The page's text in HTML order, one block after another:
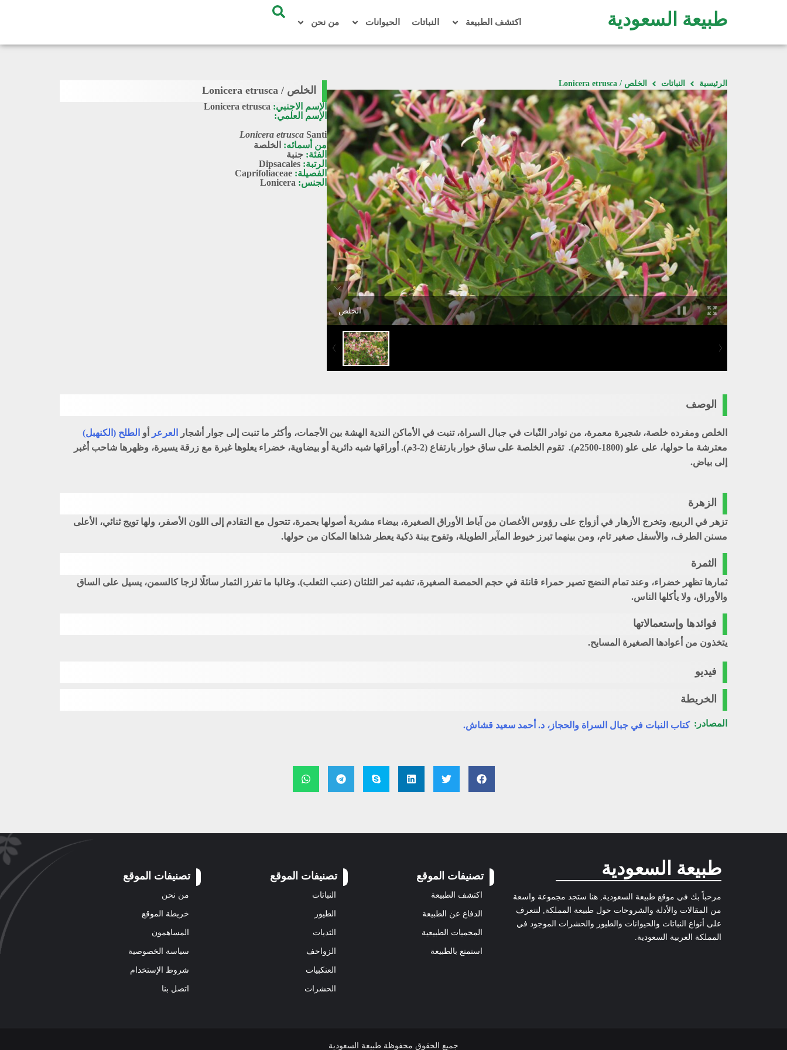
طبيعة السعودية اكتشف الطبيعة النباتات الحيوانات من نحن
الرئيسية النباتات الخلص / Lonicera etrusca
الخلص
الخلص / Lonicera etrusca
الإسم الاجنبي: Lonicera etrusca
الإسم العلمي:
Lonicera etrusca Santi
من أسمائه: الخلصة
الفئة: جنبة
الرتبة: Dipsacales
الفصيلة: Caprifoliaceae
الجنس: Lonicera
الوصف
الخلص ومفرده خلصة، شجيرة معمرة، من نوادر النّبات في جبال السراة، تنبت في الأماكن الندية الهشة بين الأجمات، وأكثر ما تنبت إلى جوار أشجار العرعر أو الطلح (الكنهبل)
معترشة ما حولها، على علو (1800-2500م). تقوم الخلصة على ساق خوار بارتفاع (2-3م). أوراقها شبه دائرية أو بيضاوية، خضراء يعلوها غبرة مع زرقة يسيرة، وظهرها شاحب أغبر
إلى بياض.
الزهرة
تزهر في الربيع، وتخرج الأزهار في أزواج على رؤوس الأغصان من آباط الأوراق الصغيرة، بيضاء مشربة أصولها بحمرة، تتحول مع التقادم إلى اللون الأصفر، ولها تويج ثنائي، الأعلى
مسنن الطرف، والأسفل صغير تام، ومن بينهما تبرز خيوط المآبر الطويلة، وتفوح ببنة ذكية يعطر شذاها المكان من حولها.
الثمرة
ثمارها تظهر خضراء، وعند تمام النضج تصير حمراء قانئة في حجم الحمصة الصغيرة، تشبهثمر الثلثان (عنب الثعلب). وغالبا ما تفرز الثمار سائلًا لزجا كالسمن، يسيل على الساق
والأوراق، ولا يأكلها الناس.
فوائدها وإستعمالاتها
يتخذون من أعوادها الصغيرة المسابح.
فيديو
الخريطة
المصادر: كتاب النبات في جبال السراة والحجاز، د. أحمد سعيد قشاش.
طبيعة السعودية
مرحباً بك في موقع طبيعة السعودية, هنا ستجد مجموعة واسعة
من المقالات والأدلة والشروحات حول طبيعة المملكة, لتتعرف
على أنواع النباتات والحيوانات والطيور والحشرات الموجود في
المملكة العربية السعودية.
تصنيفات الموقع
اكتشف الطبيعة
الدفاع عن الطبيعة
المحميات الطبيعية
استمتع بالطبيعة
تصنيفات الموقع
النباتات
الطيور
الثديات
الزواحف
العنكبيات
الحشرات
تصنيفات الموقع
من نحن
خريطة الموقع
المساهمون
سياسة الخصوصية
شروط الإستخدام
اتصل بنا
جميع الحقوق محفوظة طبيعة السعودية